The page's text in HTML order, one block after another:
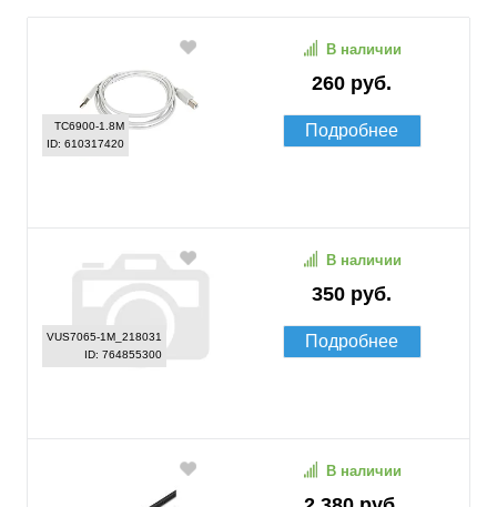
TC6900-1.8M
ID: 610317420
260 руб.
В наличии
Подробнее
VUS7065-1M_218031
ID: 764855300
350 руб.
В наличии
Подробнее
В наличии